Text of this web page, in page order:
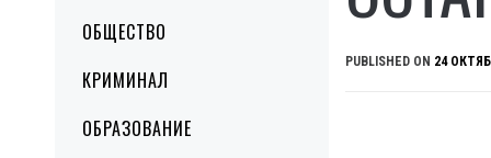
ОБЩЕСТВО
КРИМИНАЛ
ОБРАЗОВАНИЕ
PUBLISHED ON 24